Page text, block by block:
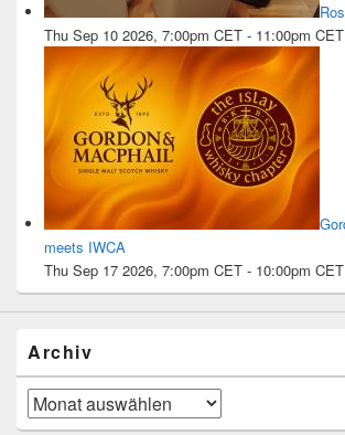
Thu Sep 10 2026, 7:00pm CET - 11:00pm CET
meets IWCA
Thu Sep 17 2026, 7:00pm CET - 10:00pm CET
Archiv
Archiv